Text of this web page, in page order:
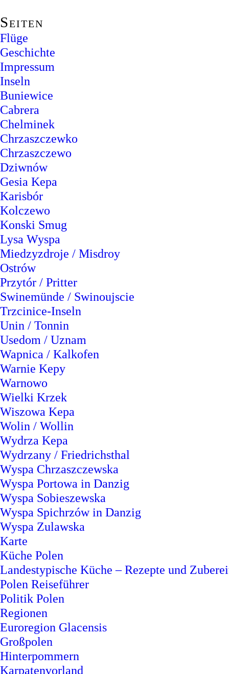
Seiten
Flüge
Geschichte
Impressum
Inseln
Buniewice
Cabrera
Chelminek
Chrzaszczewko
Chrzaszczewo
Dziwnów
Gesia Kepa
Karisbór
Kolczewo
Konski Smug
Lysa Wyspa
Miedzyzdroje / Misdroy
Ostrów
Przytór / Pritter
Swinemünde / Swinoujscie
Trzcinice-Inseln
Unin / Tonnin
Usedom / Uznam
Wapnica / Kalkofen
Warnie Kepy
Warnowo
Wielki Krzek
Wiszowa Kepa
Wolin / Wollin
Wydrza Kepa
Wydrzany / Friedrichsthal
Wyspa Chrzaszczewska
Wyspa Portowa in Danzig
Wyspa Sobieszewska
Wyspa Spichrzów in Danzig
Wyspa Zulawska
Karte
Küche Polen
Landestypische Küche – Rezepte und
Polen Reiseführer
Politik Polen
Regionen
Euroregion Glacensis
Großpolen
Hinterpommern
Karpatenvorland